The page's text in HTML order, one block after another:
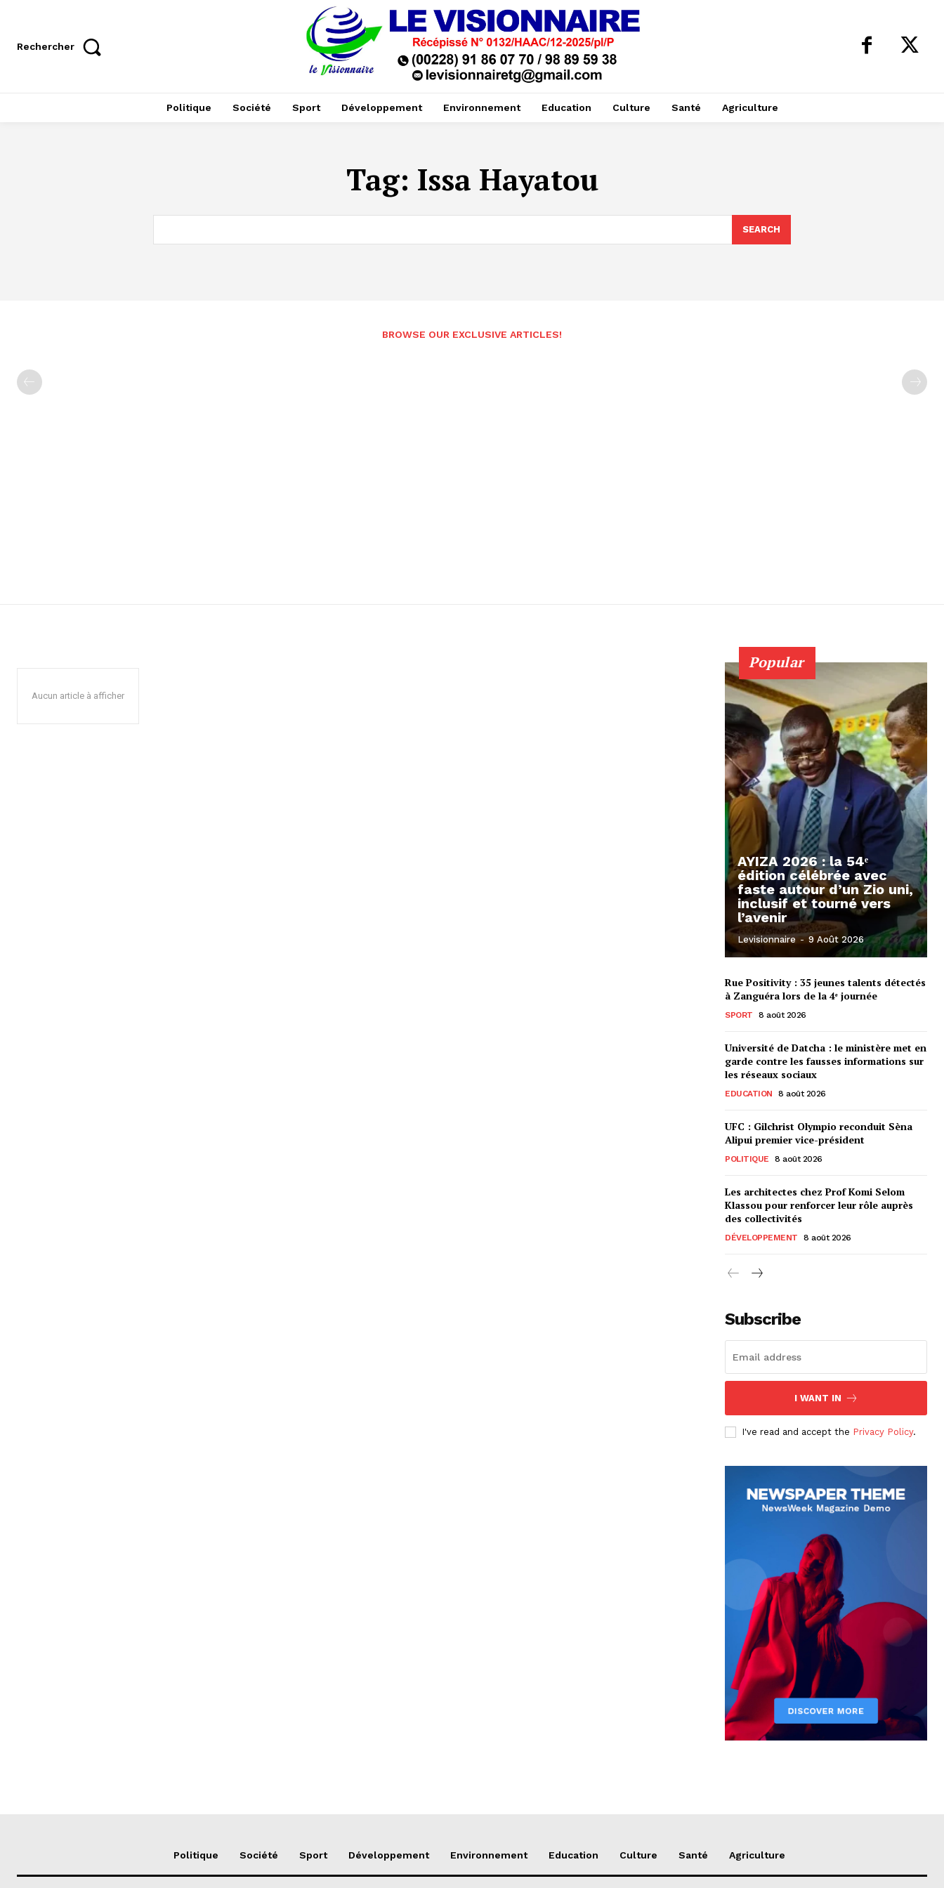
Rechercher
Politique Société Sport Développement Environnement Education Culture Santé Agriculture
Tag: Issa Hayatou
SEARCH
BROWSE OUR EXCLUSIVE ARTICLES!
Aucun article à afficher
Popular
AYIZA 2026 : la 54ᵉ
édition célébrée avec
faste autour d’un Zio uni,
inclusif et tourné vers
l’avenir
Levisionnaire - 9 Août 2026
Rue Positivity : 35 jeunes talents détectés
à Zanguéra lors de la 4ᵉ journée
SPORT 8 août 2026
Université de Datcha : le ministère met en
garde contre les fausses informations sur
les réseaux sociaux
EDUCATION 8 août 2026
UFC : Gilchrist Olympio reconduit Sèna
Alipui premier vice-président
POLITIQUE 8 août 2026
Les architectes chez Prof Komi Selom
Klassou pour renforcer leur rôle auprès
des collectivités
DÉVELOPPEMENT 8 août 2026
Subscribe
I WANT IN
I've read and accept the Privacy Policy.
Politique Société Sport Développement Environnement Education Culture Santé Agriculture